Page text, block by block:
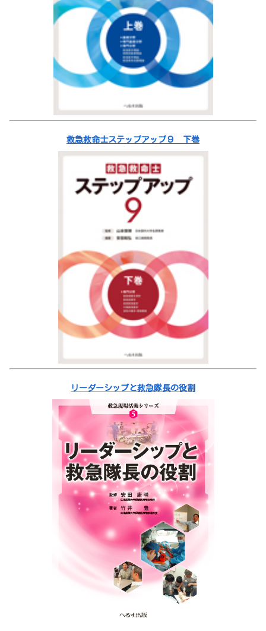
救急救命士ステップアップ９ 下巻
リーダーシップと救急隊長の役割